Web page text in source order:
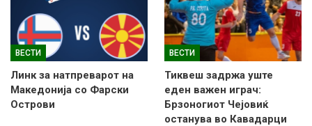
ВЕСТИ
Линк за натпреварот на
Македонија со Фарски
Острови
ВЕСТИ
Тиквеш задржа уште
еден важен играч:
Брзоногиот Чејовиќ
останува во Кавадарци